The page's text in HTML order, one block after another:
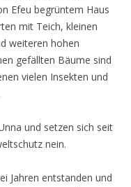
Efeu begrüntem Haus
mit Teich, kleinen
weiteren hohen
gefällten Bäume sind
vielen Insekten und
und setzen sich seit
nein.
Jahren entstanden und